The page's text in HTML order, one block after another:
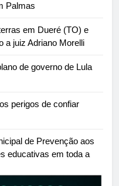
Palmas
em Dueré (TO) e
a juiz Adriano Morelli
de governo de Lula
perigos de confiar
de Prevenção aos
educativas em toda a